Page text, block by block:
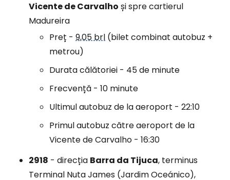
Vicente de Carvalho și spre cartierul
Madureira
Preț - 9,05 brl (bilet combinat autobuz +
metrou)
Durata călătoriei - 45 de minute
Frecvență - 10 minute
Ultimul autobuz de la aeroport - 22:10
Primul autobuz către aeroport de la
Vicente de Carvalho - 16:30
2918 - direcția Barra da Tijuca, terminus
Terminal Nuta James (Jardim Oceánico),